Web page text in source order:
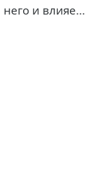
него и влияе...